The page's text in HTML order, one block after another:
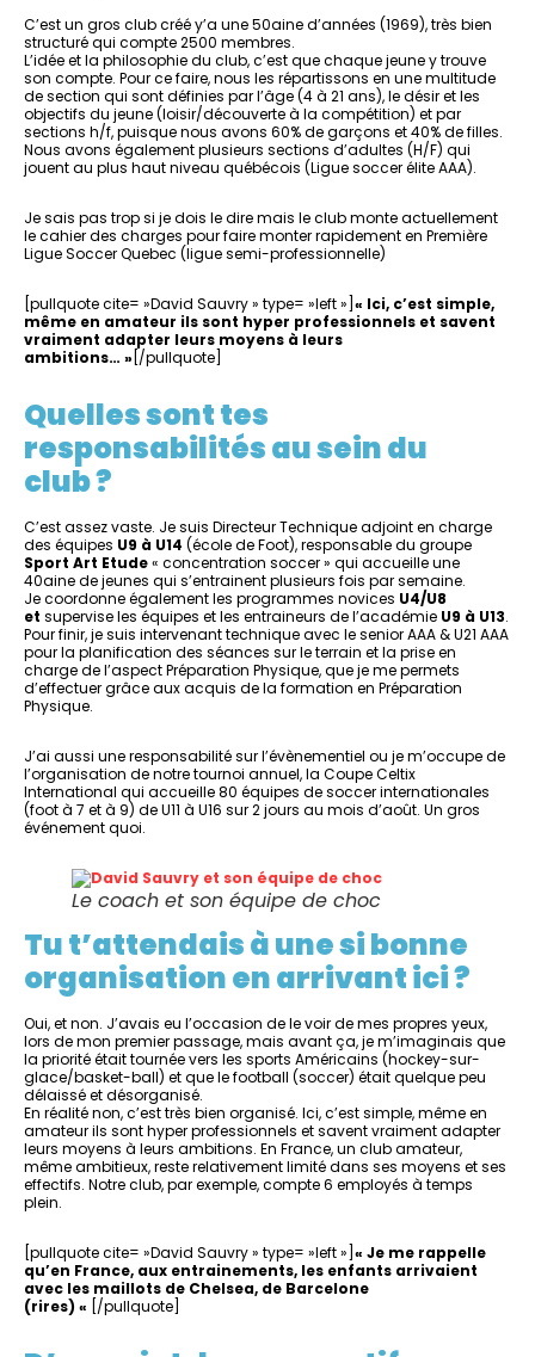
C’est un gros club créé y’a une 50aine d’années (1969), très bien
structuré qui compte 2500 membres.
L’idée et la philosophie du club, c’est que chaque jeune y trouve
son compte. Pour ce faire, nous les répartissons en une multitude
de section qui sont définies par l’âge (4 à 21 ans), le désir et les
objectifs du jeune (loisir/découverte à la compétition) et par
sections h/f, puisque nous avons 60% de garçons et 40% de filles.
Nous avons également plusieurs sections d’adultes (H/F) qui
jouent au plus haut niveau québécois (Ligue soccer élite AAA).
Je sais pas trop si je dois le dire mais le club monte actuellement
le cahier des charges pour faire monter rapidement en Première
Ligue Soccer Quebec (ligue semi-professionnelle)
[pullquote cite= »David Sauvry » type= »left »] « Ici, c’est simple,
même en amateur ils sont hyper professionnels et savent
vraiment adapter leurs moyens à leurs
ambitions… » [/pullquote]
Quelles sont tes
responsabilités au sein du
club ?
C’est assez vaste. Je suis Directeur Technique adjoint en charge
des équipes U9 à U14 (école de Foot), responsable du groupe
Sport Art Etude« concentration soccer » qui accueille une
40aine de jeunes qui s’entrainent plusieurs fois par semaine.
Je coordonne également les programmes novices U4/U8
et supervise les équipes et les entraineurs de l’académie U9 à U13.
Pour finir, je suis intervenant technique avec le senior AAA & U21 AAA
pour la planification des séances sur le terrain et la prise en
charge de l’aspect Préparation Physique, que je me permets
d’effectuer grâce aux acquis de la formation en Préparation
Physique.
J’ai aussi une responsabilité sur l’évènementiel ou je m’occupe de
l’organisation de notre tournoi annuel, la Coupe Celtix
International qui accueille 80 équipes de soccer internationales
(foot à 7 et à 9) de U11 à U16 sur 2 jours au mois d’août. Un gros
événement quoi.
Le coach et son équipe de choc
Tu t’attendais à une si bonne
organisation en arrivant ici ?
Oui, et non. J’avais eu l’occasion de le voir de mes propres yeux,
lors de mon premier passage, mais avant ça, je m’imaginais que
la priorité était tournée vers les sports Américains (hockey-sur-
glace/basket-ball) et que le football (soccer) était quelque peu
délaissé et désorganisé.
En réalité non, c’est très bien organisé. Ici, c’est simple, même en
amateur ils sont hyper professionnels et savent vraiment adapter
leurs moyens à leurs ambitions. En France, un club amateur,
même ambitieux, reste relativement limité dans ses moyens et ses
effectifs. Notre club, par exemple, compte 6 employés à temps
plein.
[pullquote cite= »David Sauvry » type= »left »] « Je me rappelle
qu’en France, aux entrainements, les enfants arrivaient
avec les maillots de Chelsea, de Barcelone
(rires) « [/pullquote]